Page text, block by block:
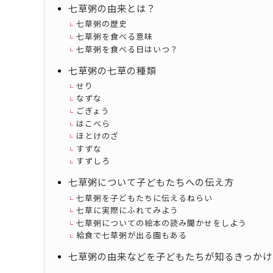
七草粥の由来とは？
七草粥の歴史
七草粥を食べる意味
七草粥を食べる日はいつ？
七草粥の七草の種類
せり
なずな
ごぎょう
はこべら
ほとけのざ
すずな
すずしろ
七草粥について子どもたちへの伝え方
七草粥を子どもたちに伝えるねらい
七草に実際にふれてみよう
七草粥についての絵本の読み聞かせをしよう
給食で七草粥が出る園もある
七草粥の由来などを子どもたちが知るきっか